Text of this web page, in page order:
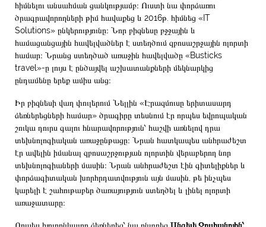
հիմնելու անսահման ցանկությամբ։ Ուստի նա փորձառու
ծրագրավորողների թիմ հավաքեց և 2016թ. հիմնեց «IT
Solutions» ընկերությունը։ Նոր բիզնեսը բջջային և
համացանցային հավելվածներ է ստեղծում զբոսաշրջային ոլորտի
համար։ Նրանց ստեղծած առաջին հավելվածը «Busticks
travel»-ը լույս է ընծայվել աշխատանքների մեկնարկից
ընդամենը երեք ամիս անց։
Իր բիզնեսի վաղ փուլերում Նելլին «Էրազմուսը երիտասարդ
ձեռներեցների համար» ծրագիրը տեսնում էր որպես եվրոպական
շուկա դուրս գալու հնարավորություն՝ հաշվի առնելով դրա
տեխնոլոգիական առաջընթացը։ Նրան հատկապես անհրաժեշտ
էր ավելին իմանալ զբոսաշրջության ոլորտին վերաբերող նոր
տեխնոլոգիաների մասին։ Նրան անհրաժեշտ էին գիտելիքներ և
փորձագիտական խորհրդատվություն այն մասին, թե ինչպես
կարելի է շահութաբեր ծառայություն ստեղծել և լինել ոլորտի
առաջատարը։